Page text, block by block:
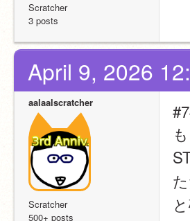
Scratcher
3 posts
April 9, 2026
aalaalscratcher
Scratcher
500+ posts